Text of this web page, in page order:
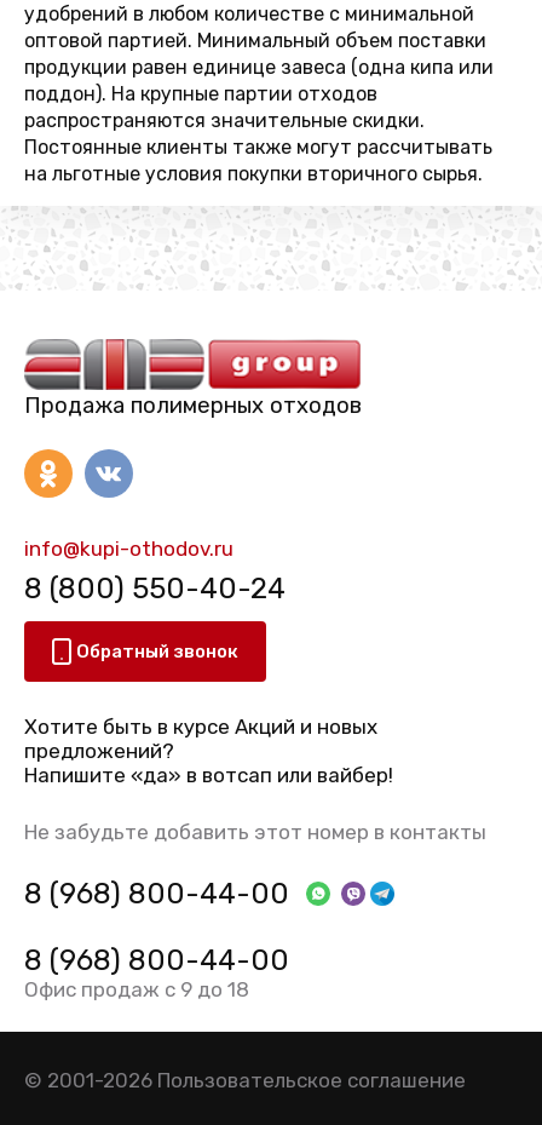
удобрений в любом количестве с минимальной
оптовой партией. Минимальный объем поставки
продукции равен единице завеса (одна кипа или
поддон). На крупные партии отходов
распространяются значительные скидки.
Постоянные клиенты также могут рассчитывать
на льготные условия покупки вторичного сырья.
Продажа полимерных отходов
info@kupi-othodov.ru
8 (800) 550-40-24
Обратный звонок
Хотите быть в курсе Акций и новых
предложений?
Напишите «да» в вотсап или вайбер!
Не забудьте добавить этот номер в контакты
8 (968) 800-44-00
8 (968) 800-44-00
Офис продаж с 9 до 18
© 2001-2026 Пользовательское соглашение